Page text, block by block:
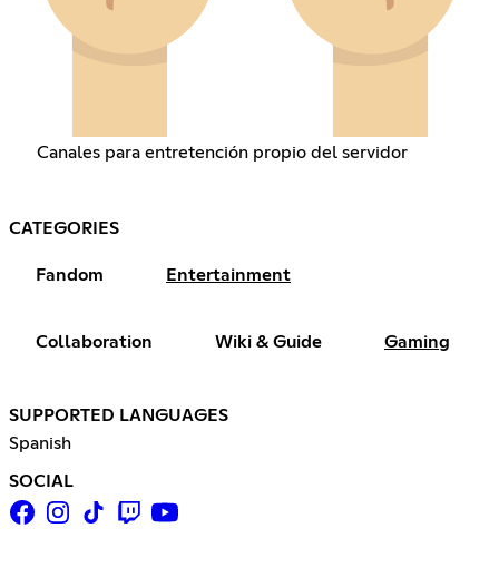
Canales para entretención propio del servidor
CATEGORIES
Fandom Entertainment
Collaboration Wiki & Guide Gaming
SUPPORTED LANGUAGES
Spanish
SOCIAL